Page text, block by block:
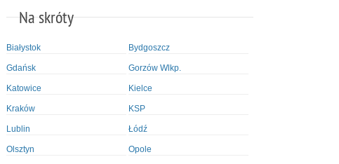
Na skróty
Białystok Bydgoszcz
Gdańsk Gorzów Wlkp.
Katowice Kielce
Kraków KSP
Lublin Łódź
Olsztyn Opole